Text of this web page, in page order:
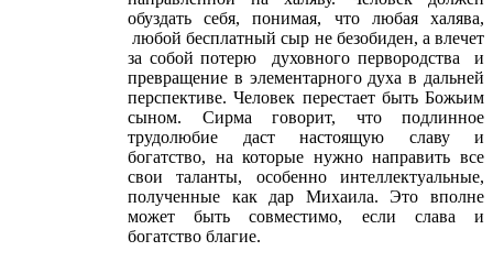
обуздать себя, понимая, что любая халява,
любой бесплатный сыр не безобиден, а влечет
за собой потерю духовного первородства и
превращение в элементарного духа в дальней
перспективе. Человек перестает быть Божьим
сыном. Сирма говорит, что подлинное
трудолюбие даст настоящую славу и
богатство, на которые нужно направить все
свои таланты, особенно интеллектуальные,
полученные как дар Михаила. Это вполне
может быть совместимо, если слава и
богатство благие.